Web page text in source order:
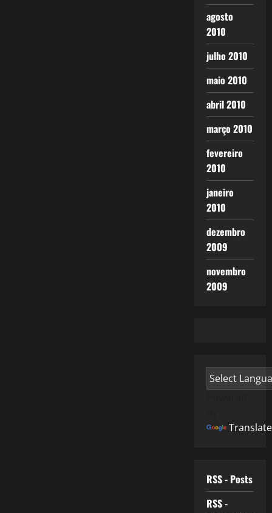
agosto
2010
julho 2010
maio 2010
abril 2010
março 2010
fevereiro
2010
janeiro
2010
dezembro
2009
novembro
2009
Translate
RSS - Posts
RSS -